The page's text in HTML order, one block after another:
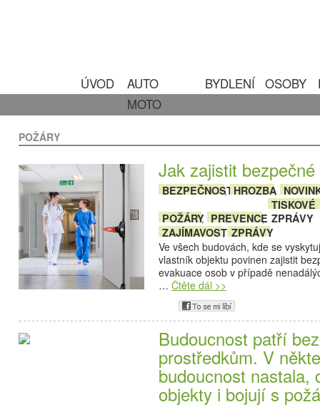
ÚVOD
AUTO
MOTO
BYDLENÍ OSOBY
POŽÁRY
Jak zajistit
BEZPEČNOST
, HROZBA,
POŽÁRY, PREVENCE
,
TISKOVÉ
ZPRÁVY
ZAJÍMAVOSTI
, ZPRÁVY
Ve všech budovách, kde se
vlastník objektu povinen zajistit
evakuace osob v případě
… Čtěte dál >>
Budoucnost patří
prostředkům. V
budoucnost nastala,
objekty i bojují s